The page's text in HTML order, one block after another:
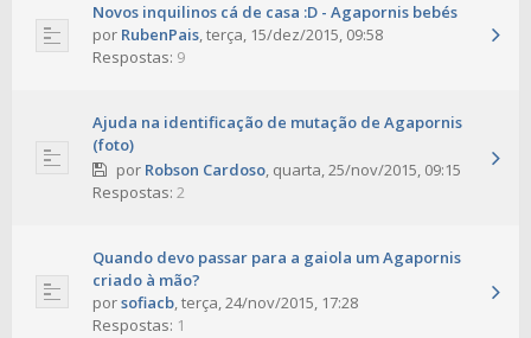
Novos inquilinos cá de casa :D - Agapornis bebés
por RubenPais,terça, 15/dez/2015, 09:58
Respostas: 9
Ajuda na identificação de mutação de Agapornis
(foto)
por Robson Cardoso, quarta, 25/nov/2015, 09:15
Respostas: 2
Quando devo passar para a gaiola um Agapornis
criado à mão?
porsofiacb,terça, 24/nov/2015, 17:28
Respostas: 1